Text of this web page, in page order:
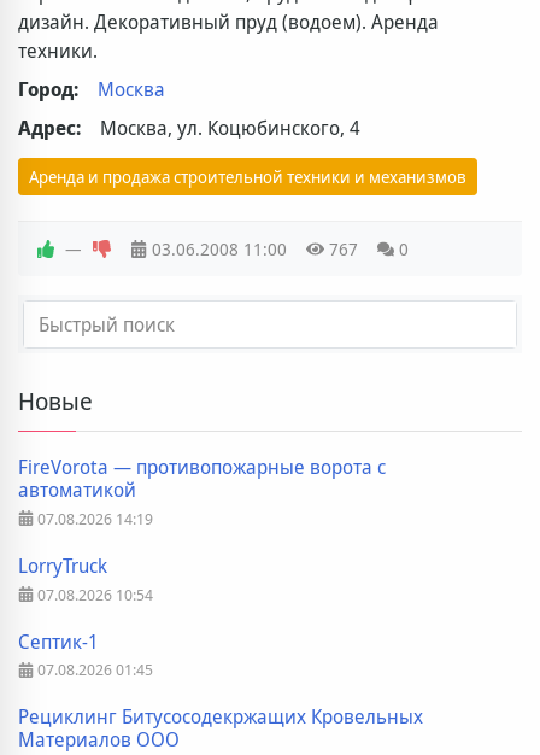
дизайн. Декоративный пруд (водоем). Аренда
техники.
Город:
Москва
Адрес:
Москва, ул. Коцюбинского, 4
Аренда и продажа строительной техники и механизмов
— 03.06.2008 11:00 767 0
Новые
FireVorota — противопожарные ворота с
автоматикой
07.08.2026 14:19
LorryTruck
07.08.2026 10:54
Септик-1
07.08.202601:45
Рециклинг Битусосодекржащих Кровельных
Материалов ООО